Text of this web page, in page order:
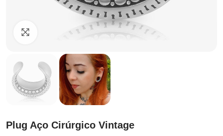
Clique para ampliar
Plug Aço Cirúrgico Vintage